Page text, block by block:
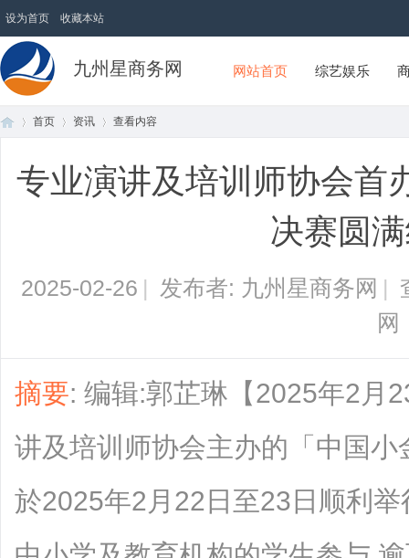
设为首页 收藏本站
九州星商务网 网站首页 综艺娱乐
首页 资讯
›
查看内容
专业演讲及培训师协会首
决赛圆
2025-02-26 | 发布者: 九州星商务网 |
网
摘要: 编辑:郭芷琳【2025年2月
讲及培训师协会主办的「中国
於2025年2月22日至23日顺利